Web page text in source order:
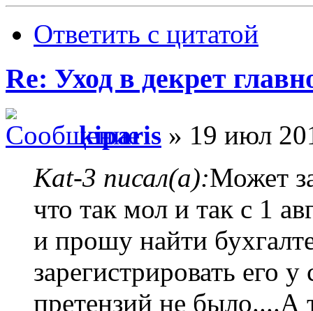
Ответить с цитатой
Re: Уход в декрет
kiparis » 19 июл
Kat-3 писал(а):Может
что так мол и так с 1
и прошу найти
зарегистрировать его
претензий не было....А